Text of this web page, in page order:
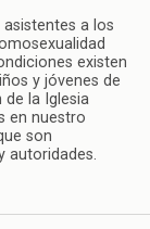
asistentes a los
existen
y jóvenes de
de la Iglesia
en nuestro
son
autoridades.